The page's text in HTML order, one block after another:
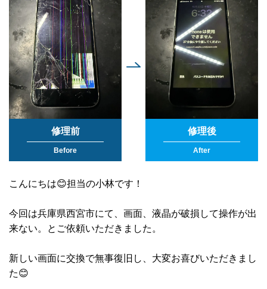
修理前
Before
修理後
After
こんにちは😊担当の小林です！
今回は兵庫県西宮市にて、画面、液晶が破損して操作が出
来ない。とご依頼いただきました。
新しい画面に交換で無事復旧し、大変お喜びいただきまし
た😊